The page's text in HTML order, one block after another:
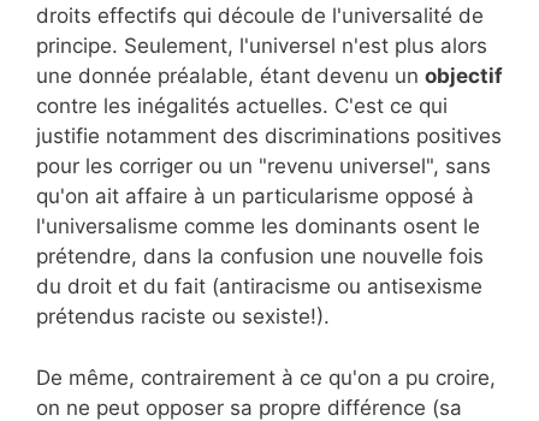
droits effectifs qui découle de l'universalité de
principe. Seulement, l'universel n'est plus alors
une donnée préalable, étant devenu un objectif
contre les inégalités actuelles. C'est ce qui
justifie notamment des discriminations positives
pour les corriger ou un "revenu universel", sans
qu'on ait affaire à un particularisme opposé à
l'universalisme comme les dominants osent le
prétendre, dans la confusion une nouvelle fois
du droit et du fait (antiracisme ou antisexisme
prétendus raciste ou sexiste!).
De même, contrairement à ce qu'on a pu croire,
on ne peut opposer sa propre différence (sa